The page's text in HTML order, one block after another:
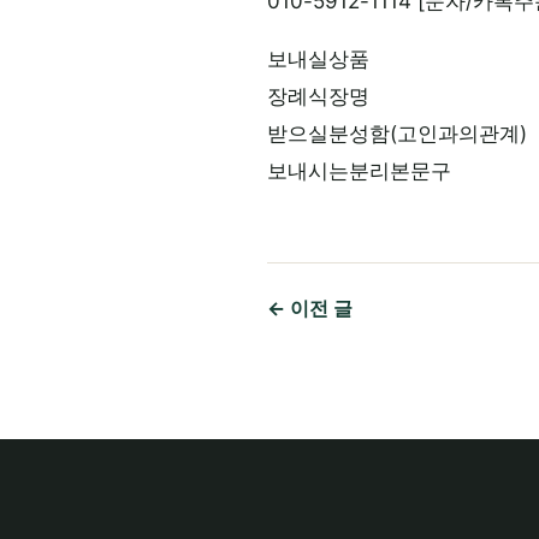
보내실상품
장례식장명
받으실분성함(고인과의관계)
보내시는분리본문구
← 이전 글